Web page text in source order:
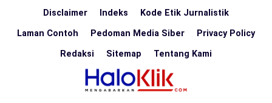
Disclaimer Indeks Kode Etik Jurnalistik
Laman Contoh Pedoman Media Siber Privacy Policy
Redaksi Sitemap Tentang Kami